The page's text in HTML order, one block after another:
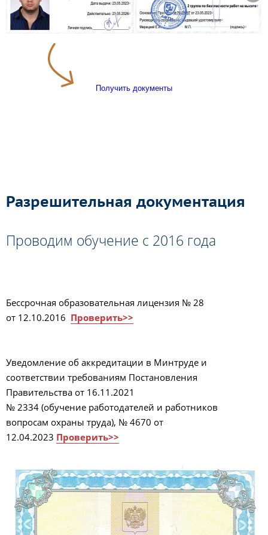
Получить документы
Разрешительная документация
Проводим обучение с 2016 года
Бессрочная образовательная лицензия № 28
от 12.10.2016 Проверить>>
Уведомление об аккредитации в Минтруде и
соответствии требованиям Постановления
Правительства от 16.11.2021
№ 2334 (обучение работодателей и работников
вопросам охраны труда), № 4670 от
12.04.2023 Проверить>>